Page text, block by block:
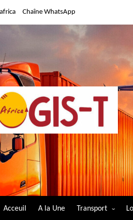
Chaîne WhatsApp
Acceuil A la Une Transport